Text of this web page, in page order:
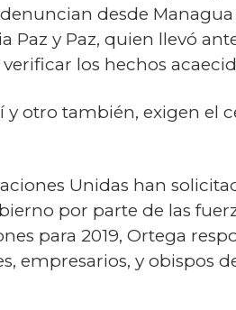
desde
Paz y Paz, quien llevó
los hechos
otro también, exigen el
Unidas han
por parte de las
para 2019, Ortega
empresarios, y obispos